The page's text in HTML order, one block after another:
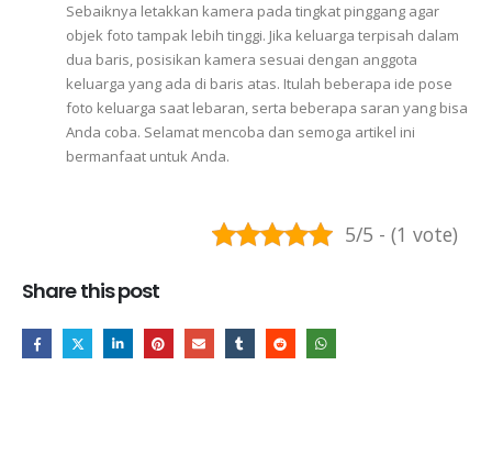
Sebaiknya letakkan kamera pada tingkat pinggang agar
objek foto tampak lebih tinggi. Jika keluarga terpisah dalam
dua baris, posisikan kamera sesuai dengan anggota
keluarga yang ada di baris atas. Itulah beberapa ide pose
foto keluarga saat lebaran, serta beberapa saran yang bisa
Anda coba. Selamat mencoba dan semoga artikel ini
bermanfaat untuk Anda.
5/5 - (1 vote)
Share this post